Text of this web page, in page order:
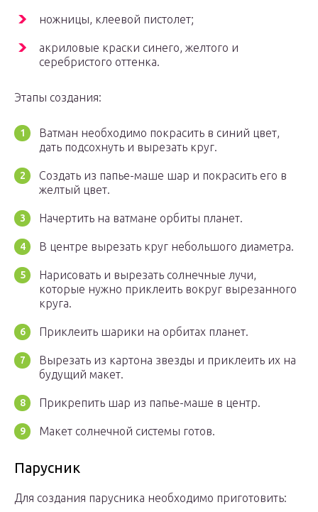
ножницы, клеевой пистолет;
акриловые краски синего, желтого и
серебристого оттенка.
Этапы создания:
Ватман необходимо покрасить в синий цвет,
дать подсохнуть и вырезать круг.
Создать из папье-маше шар и покрасить его в
желтый цвет.
Начертить на ватмане орбиты планет.
В центре вырезать круг небольшого диаметра.
Нарисовать и вырезать солнечные лучи,
которые нужно приклеить вокруг вырезанного
круга.
Приклеить шарики на орбитах планет.
Вырезать из картона звезды и приклеить их на
будущий макет.
Прикрепить шар из папье-маше в центр.
Макет солнечной системы готов.
Парусник
Для создания парусника необходимо приготовить: